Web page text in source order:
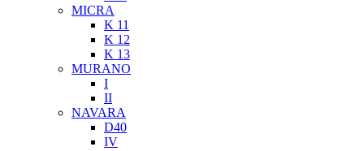
MICRA
K 11
K 12
K 13
MURANO
I
II
NAVARA
D40
IV